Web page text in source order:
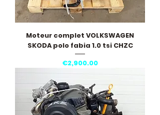
Moteur complet VOLKSWAGEN
SKODA polo fabia 1.0 tsi CHZC
Price
€2,900.00